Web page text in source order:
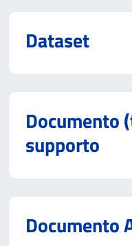
Dataset
Documento
supporto
Documento